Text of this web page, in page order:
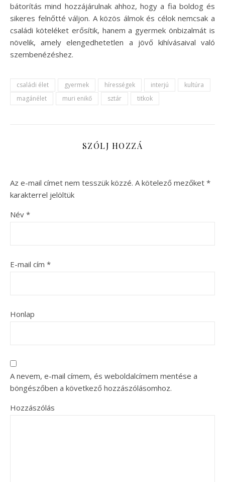
bátorítás mind hozzájárulnak ahhoz, hogy a fia boldog és
sikeres felnőtté váljon. A közös álmok és célok nemcsak a
családi köteléket erősítik, hanem a gyermek önbizalmát is
növelik, amely elengedhetetlen a jövő kihívásaival való
szembenézéshez.
családi élet gyermek hírességek interjú
kultúra
magánélet
muri enikő sztár titkok
SZÓLJ HOZZÁ
Az e-mail címet nem tesszük közzé. A kötelező mezőket *
karakterrel jelöltük
Név *
E-mail cím *
Honlap
A nevem, e-mail címem, és weboldalcímem mentése a
böngészőben a következő hozzászólásomhoz.
Hozzászólás